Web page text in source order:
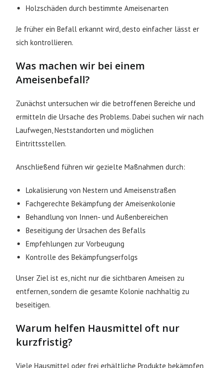
Holzschäden durch bestimmte Ameisenarten
Je früher ein Befall erkannt wird, desto einfacher lässt er
sich kontrollieren.
Was machen wir bei einem
Ameisenbefall?
Zunächst untersuchen wir die betroffenen Bereiche und
ermitteln die Ursache des Problems. Dabei suchen wir nach
Laufwegen, Neststandorten und möglichen
Eintrittsstellen.
Anschließend führen wir gezielte Maßnahmen durch:
Lokalisierung von Nestern und Ameisenstraßen
Fachgerechte Bekämpfung der Ameisenkolonie
Behandlung von Innen- und Außenbereichen
Beseitigung der Ursachen des Befalls
Empfehlungen zur Vorbeugung
Kontrolle des Bekämpfungserfolgs
Unser Ziel ist es, nicht nur die sichtbaren Ameisen zu
entfernen, sondern die gesamte Kolonie nachhaltig zu
beseitigen.
Warum helfen Hausmittel oft nur
kurzfristig?
Viele Hausmittel oder frei erhältliche Produkte bekämpfen